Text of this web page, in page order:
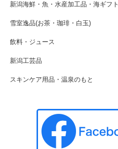
新潟海鮮・魚・水産加工品・海ギフト
雪室逸品(お茶・珈琲・白玉)
飲料・ジュース
新潟工芸品
スキンケア用品・温泉のもと